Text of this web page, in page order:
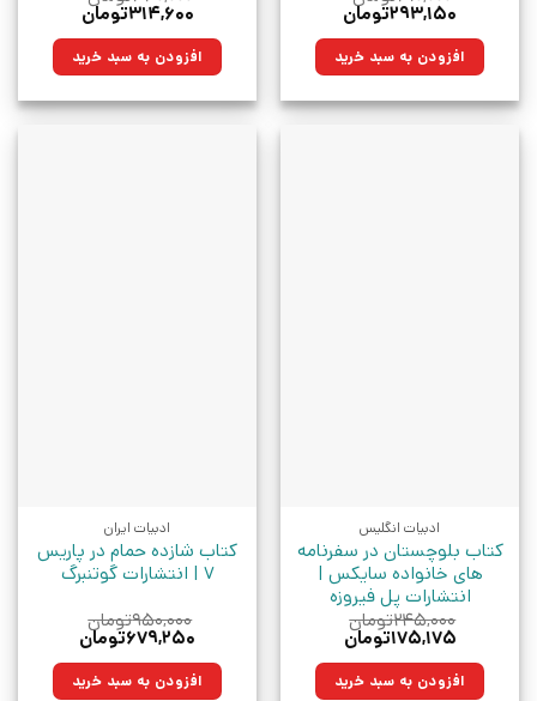
قیمت
۴۱۰,۰۰۰تومان
بود.
۲۹۳,۱۵۰تومان
۲۹۳,۱۵۰تومان.افزودن به سبد خرید
قیمت
۴۴۰,۰۰۰تومان
بود.
۳۱۴,۶۰۰تومان
۳۱۴,۶۰۰تومان.افزودن به سبد خرید
ادبیات انگلیس
کتاب بلوچستان در سفرنامه
های خانواده سایکس |
انتشارات پل فیروزه
۲۴۵,۰۰۰تومان
قیمت
۲۴۵,۰۰۰تومان
بود.
۱۷۵,۱۷۵تومان
۱۷۵,۱۷۵تومان.افزودن به سبد خرید
ادبیات ایران
کتاب شازده حمام در پاریس
7 | انتشارات گوتنبرگ
۹۵۰,۰۰۰تومان
قیمت
۹۵۰,۰۰۰تومان
بود.
۶۷۹,۲۵۰تومان
۶۷۹,۲۵۰تومان.افزودن به سبد خرید